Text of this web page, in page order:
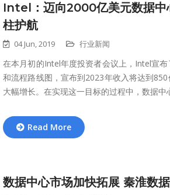
Intel：迈向2000亿美元数据中
柱护航
04 Jun, 2019 行业新闻
在本月初的Intel年度投资者会议上，Intel宣
和流程路线图，宣布到2023年收入将达到
大幅增长。在实现这一目标的过程中，数据中
Read More
数据中心市场加快拓展 秦淮数